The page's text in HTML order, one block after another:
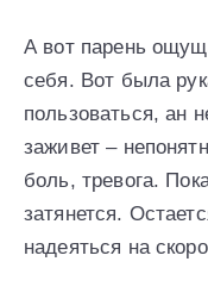
А вот парень
себя. Вот была
пользоваться, ан
заживет –
боль, тревога.
затянется.
надеяться на